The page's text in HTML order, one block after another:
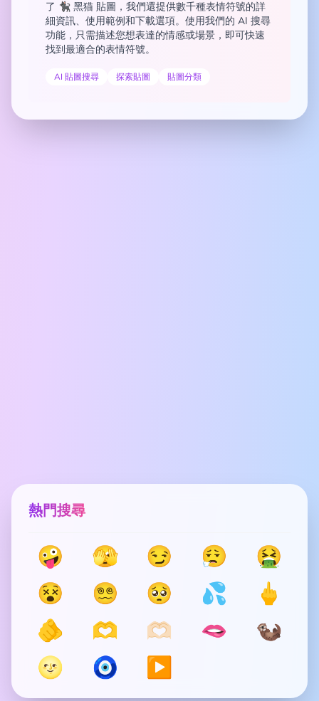
了 🐈‍⬛ 黑猫 貼圖，我們還提供數千種表情符號的詳
細資訊、使用範例和下載選項。使用我們的 AI 搜尋
功能，只需描述您想表達的情感或場景，即可快速
找到最適合的表情符號。
AI 貼圖搜尋 探索貼圖 貼圖分類
熱門搜尋
🤪 🫣 😏 😮‍💨
🤮
😵
😵‍💫 🥺 💦
🖕
🫵
🫶 🫶🏻 🫦
🦦
🌝
🧿 ▶️